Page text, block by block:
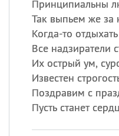
Принципиальны
Так выпьем же за
Когда-то
Все надзиратели
Их острый ум,
Известен
Поздравим с
Пусть станет